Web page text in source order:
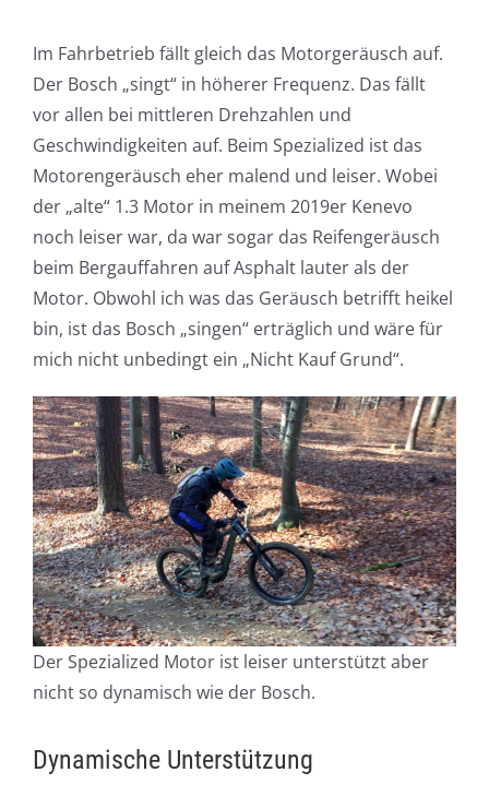
Im Fahrbetrieb fällt gleich das Motorgeräusch auf.
Der Bosch „singt“ in höherer Frequenz. Das fällt
vor allen bei mittleren Drehzahlen und
Geschwindigkeiten auf. Beim Spezialized ist das
Motorengeräusch eher malend und leiser. Wobei
der „alte“ 1.3 Motor in meinem 2019er Kenevo
noch leiser war, da war sogar das Reifengeräusch
beim Bergauffahren auf Asphalt lauter als der
Motor. Obwohl ich was das Geräusch betrifft heikel
bin, ist das Bosch „singen“ erträglich und wäre für
mich nicht unbedingt ein „Nicht Kauf Grund“.
Der Spezialized Motor ist leiser unterstützt aber
nicht so dynamisch wie der Bosch.
Dynamische Unterstützung